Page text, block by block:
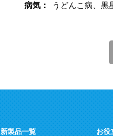
病気：
うどんこ病、黒
新製品一覧 お役